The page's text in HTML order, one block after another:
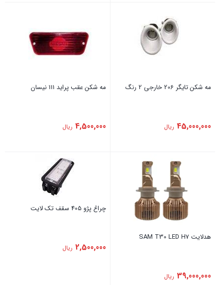
مه شکن تایگر 206 خارجی 2 رنگ
45,000,000 ریال
‏مه شکن عقب ‏پراید ‏111 نیسان
4,500,000 ریال
هدلایت SAM T30 LED H7
39,000,000 ریال
چراغ پژو 405 سقف تک لایت
2,500,000 ریال